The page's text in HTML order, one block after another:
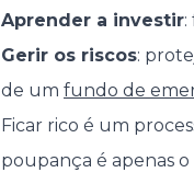
Aprender a investir:
Gerir os riscos:
de um fundo de
Ficar rico é um
poupança é apenas